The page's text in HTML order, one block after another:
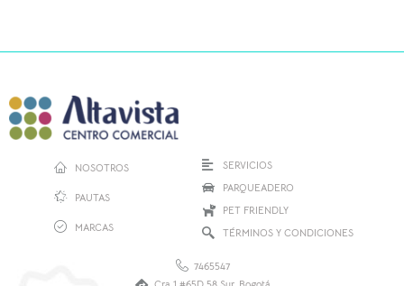
NOSOTROS
PAUTAS
MARCAS
SERVICIOS
PARQUEADERO
PET FRIENDLY
TÉRMINOS Y CONDICIONES
7465547